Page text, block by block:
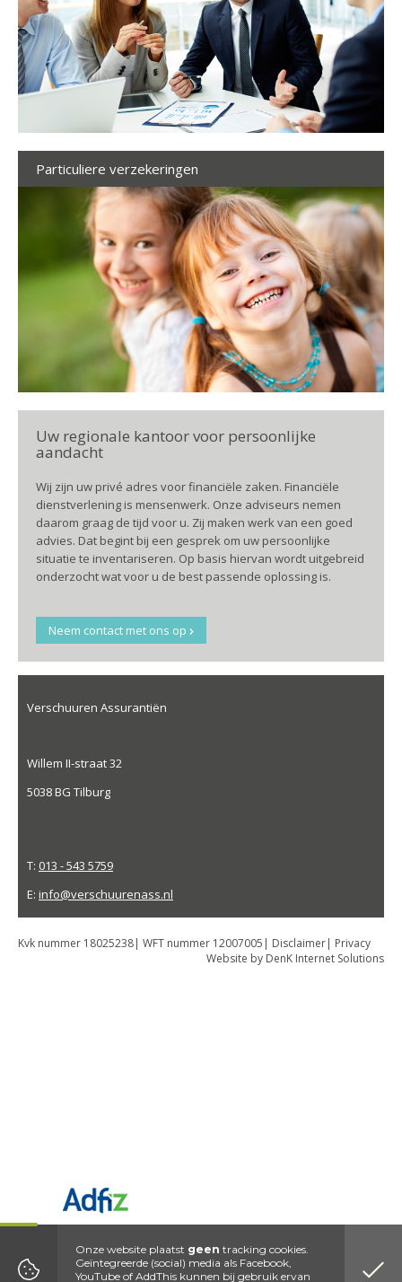
Particuliere verzekeringen
Uw regionale kantoor voor persoonlijke
aandacht
Wij zijn uw privé adres voor financiële zaken. Financiële
dienstverlening is mensenwerk. Onze adviseurs nemen
daarom graag de tijd voor u. Zij maken werk van een goed
advies. Dat begint bij een gesprek om uw persoonlijke
situatie te inventariseren. Op basis hiervan wordt uitgebreid
onderzocht wat voor u de best passende oplossing is.
Neem contact met ons op
Verschuuren Assurantiën
Willem II-straat 32
5038 BG Tilburg
T: 013 - 543 5759
E: info@verschuurenass.nl
Kvk nummer 18025238| WFT nummer 12007005| Disclaimer| Privacy
Website by DenK Internet Solutions
Onze website plaatst geen tracking cookies.
Geïntegreerde (social) media als Facebook,
YouTube of AddThis kunnen bij gebruik ervan